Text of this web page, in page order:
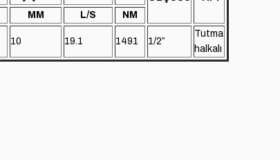
MM L/S
NM
10 19.1 1491 1/2″
Tutma
halkalı